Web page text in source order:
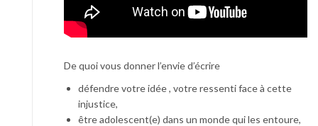
De quoi vous donner l’envie d’écrire
défendre votre idée , votre ressenti face à cette
injustice,
être adolescent(e) dans un monde qui les entoure,